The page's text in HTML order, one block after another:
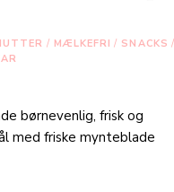
/ MÆLKEFRI / SNACKS /
børnevenlig, frisk og
med friske mynteblade